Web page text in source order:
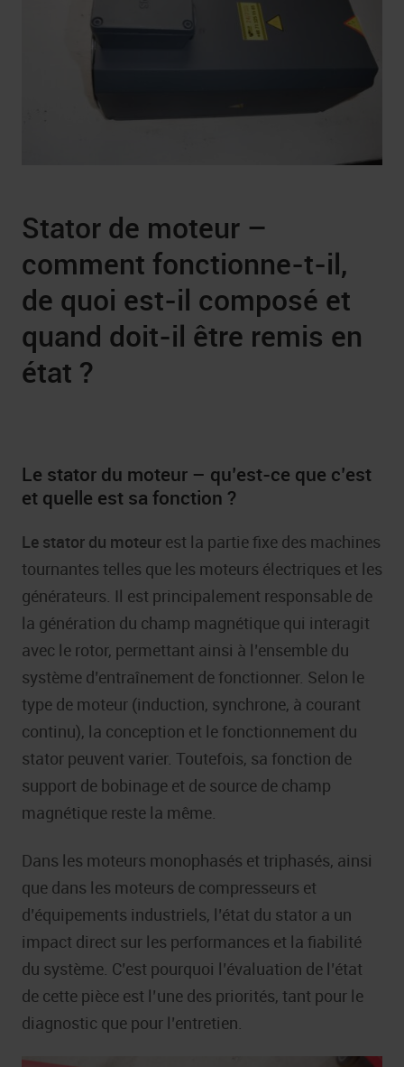
Stator de moteur –
comment fonctionne-t-il,
de quoi est-il composé et
quand doit-il être remis en
état ?
Le stator du moteur – qu’est-ce que c’est
et quelle est sa fonction ?
Le stator du moteur est la partie fixe des machines
tournantes telles que les moteurs électriques et les
générateurs. Il est principalement responsable de
la génération du champ magnétique qui interagit
avec le rotor, permettant ainsi à l’ensemble du
système d’entraînement de fonctionner. Selon le
type de moteur (induction, synchrone, à courant
continu), la conception et le fonctionnement du
stator peuvent varier. Toutefois, sa fonction de
support de bobinage et de source de champ
magnétique reste la même.
Dans les moteurs monophasés et triphasés, ainsi
que dans les moteurs de compresseurs et
d’équipements industriels, l’état du stator a un
impact direct sur les performances et la fiabilité
du système. C’est pourquoi l’évaluation de l’état
de cette pièce est l’une des priorités, tant pour le
diagnostic que pour l’entretien.